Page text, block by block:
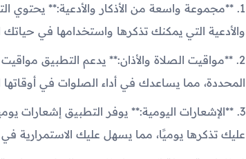
1. **مجموعة واسعة من الأذكار والأدعية:** يحتوي
والأدعية التي يمكنك تذكرها واستخدامها في
2. **مواقيت الصلاة والأذان:** يدعم التطبيق
المحددة، مما يساعدك في أداء الصلوات في أوقاتها
3. **الإشعارات اليومية:** يوفر التطبيق إشعارات
عليك تذكرها يوميًا، مما يسهل عليك الاستمرارية في